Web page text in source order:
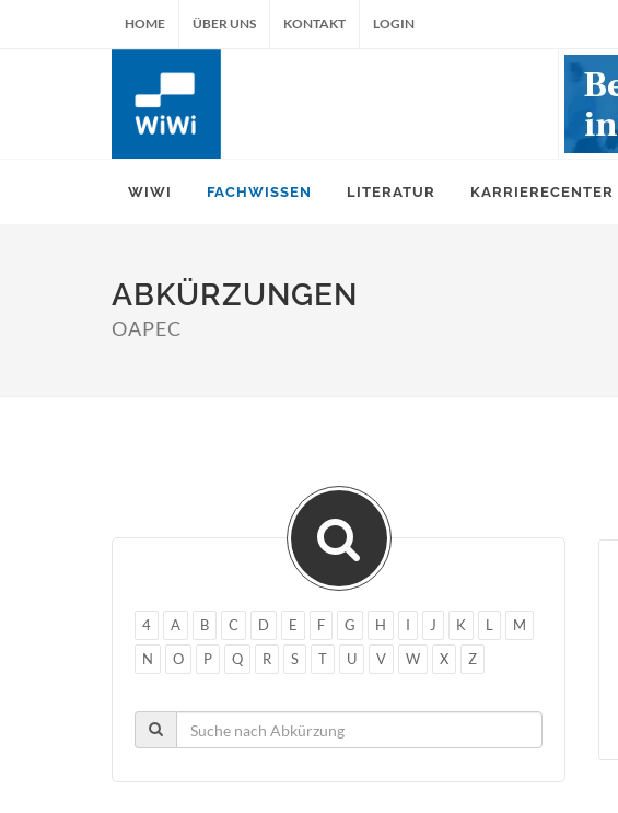
HOME ÜBER UNS KONTAKT LOGIN
WIWI FACHWISSEN LITERATUR KARRIERECENTER
ABKÜRZUNGEN
OAPEC
4 A B C D E F G H I J K L
M
N
O P Q R S T U V W X Z